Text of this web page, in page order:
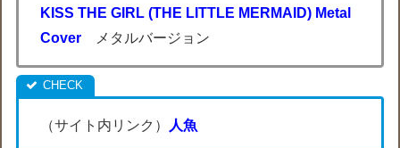
KISS THE GIRL (THE LITTLE MERMAID) Metal
Cover メタルバージョン
（サイト内リンク） 人魚